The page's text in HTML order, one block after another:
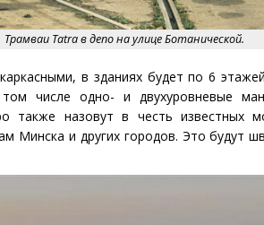
Трамваи Tatra в депо на улице Ботанической.
в зданиях будет по 6
числе одно- и двухуровневые
также назовут в честь известных
Минска и других городов. Это будут